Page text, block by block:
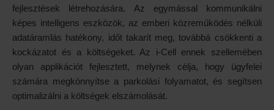
fejlesztések létrehozására. Az egymással kommunikálni
képes intelligens eszközök, az emberi közreműködés nélküli
adatáramlás hatékony, időt takarít meg, továbbá csökkenti a
kockázatot és a költségeket. Az i-Cell ennek szellemében
olyan applikációt fejlesztett, melynek célja, hogy ügyfelei
számára megkönnyítse a parkolási folyamatot, és segítsen
optimalizálni a költségek elszámolását.